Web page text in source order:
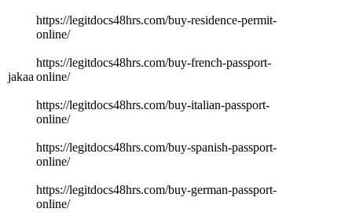
jakaa
https://legitdocs48hrs.com/buy-residence-permit-
online/
https://legitdocs48hrs.com/buy-french-passport-
online/
https://legitdocs48hrs.com/buy-italian-passport-
online/
https://legitdocs48hrs.com/buy-spanish-passport-
online/
https://legitdocs48hrs.com/buy-german-passport-
online/